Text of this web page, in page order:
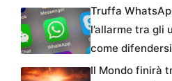
Truffa
l’allarme tra gli
come difendersi
Il Mondo finirà